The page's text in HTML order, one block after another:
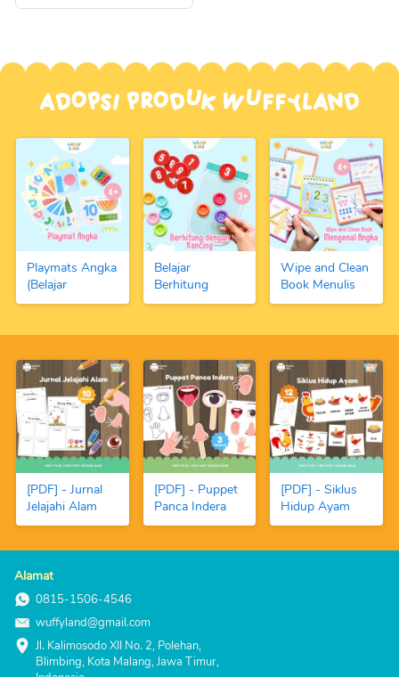
Adopsi Produk Wuffyland
Playmats Angka
(Belajar
Berhitung 1-10
Belajar
Berhitung
Dengan Kancing
dan Angka
Wipe and Clean
Book Menulis
Angka dan
(FREE Spidol
[PDF] - Jurnal
Jelajahi Alam
[PDF] - Puppet
Panca Indera
[PDF] - Siklus
Hidup Ayam
Alamat
0815-1506-4546
wuffyland@gmail.com
Jl. Kalimosodo XII No. 2, Polehan,
Blimbing, Kota Malang, Jawa Timur,